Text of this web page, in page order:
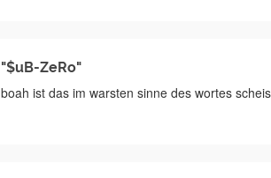
"$uB-ZeRo"
boah ist das im warsten sinne des wortes